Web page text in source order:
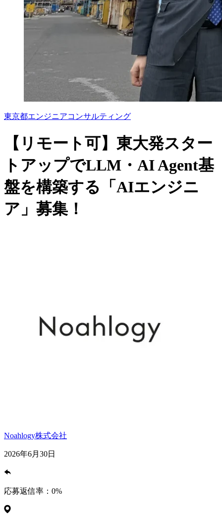
東京都エンジニアコンサルティング
【リモート可】東大発スター
トアップでLLM・AI Agent基
盤を構築する「AIエンジニ
ア」募集！
Noahlogy株式会社
2026年6月30日
応募返信率： 0%